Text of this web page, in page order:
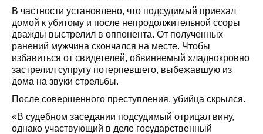
В частности установлено, что подсудимый приехал
домой к убитому и после непродолжительной ссоры
дважды выстрелил в оппонента. От полученных
ранений мужчина скончался на месте. Чтобы
избавиться от свидетелей, обвиняемый хладнокровно
застрелил супругу потерпевшего, выбежавшую из
дома на звуки стрельбы.
После совершенного преступления, убийца скрылся.
«В судебном заседании подсудимый отрицал вину,
однако участвующий в деле государственный